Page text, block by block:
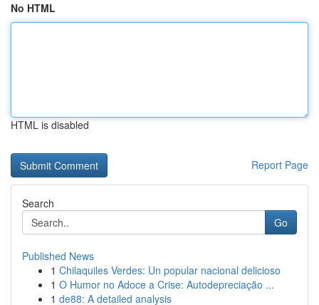
No HTML
HTML is disabled
Report Page
Search
Go
Published News
1 Chilaquiles Verdes: Un popular nacional delicioso
1 O Humor no Adoce a Crise: Autodepreciação ...
1 de88: A detailed analysis